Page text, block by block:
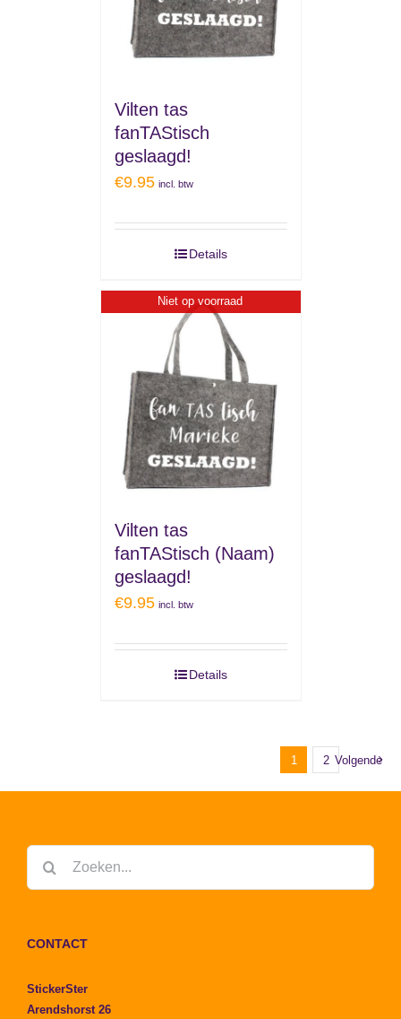
Vilten tas
fanTAStisch
geslaagd!
€9.95 incl. btw
Details
Niet op voorraad
Vilten tas
fanTAStisch (Naam)
geslaagd!
€9.95 incl. btw
Details
1 2 Volgende
naar:
CONTACT
StickerSter
Arendshorst 26